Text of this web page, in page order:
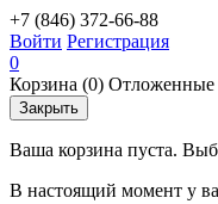
+7 (846) 372-66-88
Войти Регистрация
0
Корзина (0) Отложенные
Закрыть
Ваша корзина пуста.
В настоящий момент у